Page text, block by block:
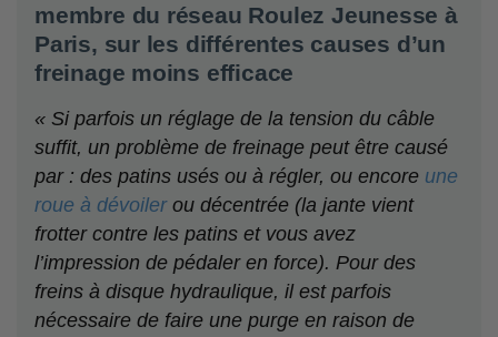
membre du réseau Roulez Jeunesse à
Paris, sur les différentes causes d’un
freinage moins efficace
« Si parfois un réglage de la tension du câble
suffit, un problème de freinage peut être causé
par : des patins usés ou à régler, ou encore une
roue à dévoilerou décentrée (la jante vient
frotter contre les patins et vous avez
l’impression de pédaler en force). Pour des
freins à disque hydraulique, il est parfois
nécessaire de faire une purge en raison de